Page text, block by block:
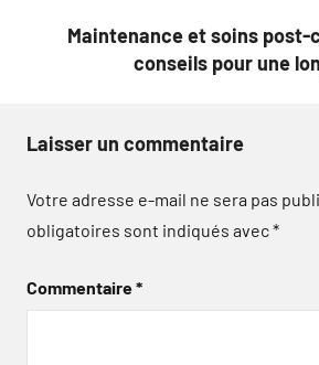
Maintenance et soins
conseils pour une
Laisser un commentaire
Votre adresse e-mail ne sera pas
obligatoires sont indiqués avec*
Commentaire*